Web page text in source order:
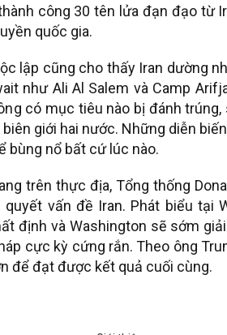
công 30 tên lửa đạn đạo từ
quốc gia.
lập cũng cho thấy Iran dường
như Ali Al Salem và Camp
có mục tiêu nào bị đánh
giới hai nước. Những diễn
bùng nổ bất cứ lúc nào.
trên thực địa, Tổng thống
vấn đề Iran. Phát biểu tại
định và Washington sẽ sớm
cực kỳ cứng rắn. Theo ông
để đạt được kết quả cuối cùng.